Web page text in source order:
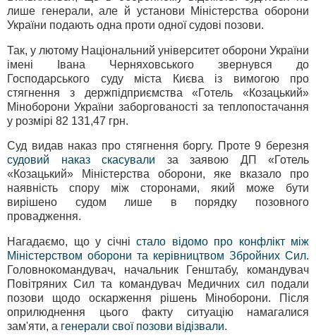
лише генерали, але й установи Міністерства оборони
України подають одна проти одної судові позови.
Так, у лютому Національний університет оборони України
імені Івана Черняховського звернувся до
Господарського суду міста Києва із вимогою про
стягнення з держпідприємства «Готель «Козацький»
Міноборони України заборгованості за теплопостачання
у розмірі 82 131,47 грн.
Суд видав наказ про стягнення боргу. Проте 9 березня
судовий наказ скасували за заявою ДП «Готель
«Козацький» Міністерства оборони, яке вказало про
наявність спору між сторонами, який може бути
вирішено судом лише в порядку позовного
провадження.
Нагадаємо, що у січні стало відомо про конфлікт між
Міністерством оборони та керівництвом Збройних Сил.
Головнокомандувач, начальник Генштабу, командувач
Повітряних Сил та командувач Медичних сил подали
позови щодо оскарження рішень Міноборони. Після
оприлюднення цього факту ситуацію намагалися
зам'яти, а генерали свої позови відізвали.